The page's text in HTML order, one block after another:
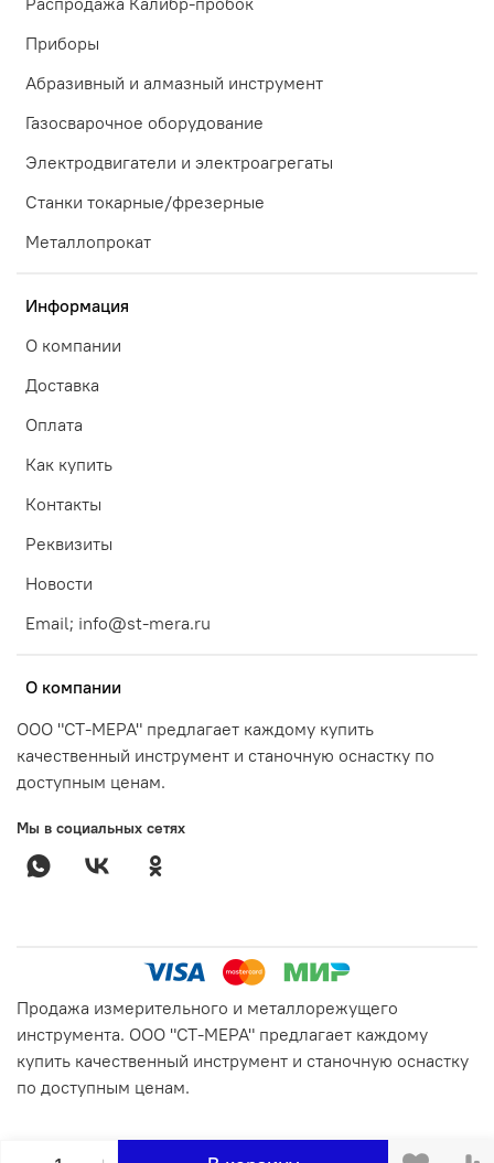
Приборы
Абразивный и алмазный инструмент
Газосварочное оборудование
Электродвигатели и электроагрегаты
Станки токарные/фрезерные
Металлопрокат
Информация
О компании
Доставка
Оплата
Как купить
Контакты
Реквизиты
Новости
Email; info@st-mera.ru
О компании
ООО "СТ-МЕРА" предлагает каждому купить
качественный инструмент и станочную оснастку по
доступным ценам.
Мы в социальных сетях
Продажа измерительного и металлорежущего
инструмента. ООО "СТ-МЕРА" предлагает каждому
купить качественный инструмент и станочную оснастку
по доступным ценам.